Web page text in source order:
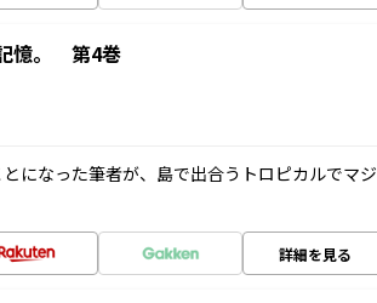
憶。 第4巻
になった筆者が、島で出合うトロピカルでマジ
詳細を見る